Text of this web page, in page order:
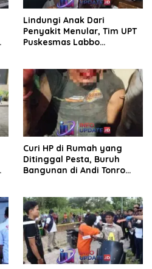
Lindungi Anak Dari
Penyakit Menular, Tim UPT
Puskesmas Labbo
Curi HP di Rumah yang
Ditinggal Pesta, Buruh
Bangunan di Andi Tonro